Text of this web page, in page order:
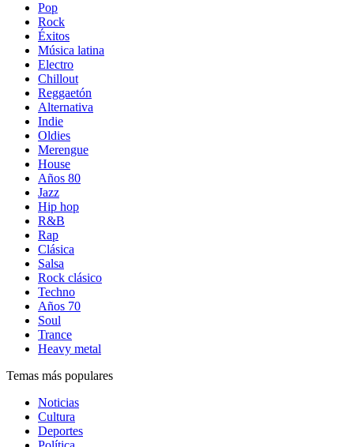
Pop
Rock
Éxitos
Música latina
Electro
Chillout
Reggaetón
Alternativa
Indie
Oldies
Merengue
House
Años 80
Jazz
Hip hop
R&B
Rap
Clásica
Salsa
Rock clásico
Techno
Años 70
Soul
Trance
Heavy metal
Temas más populares
Noticias
Cultura
Deportes